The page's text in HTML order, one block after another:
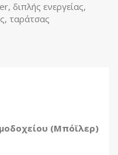
, διπλής ενεργείας,
, ταράτσας
(Μπόϊλερ)